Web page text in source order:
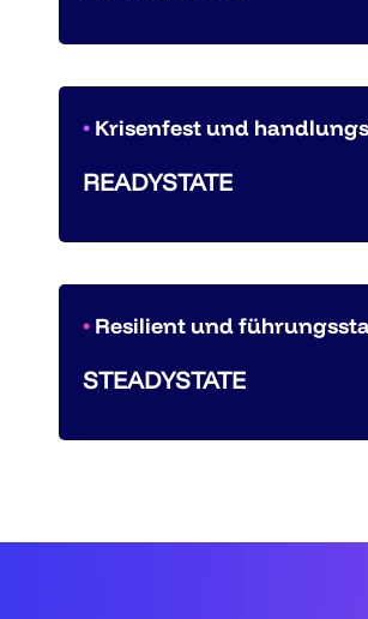
• Krisenfest und
READYSTATE
• Resilient und
STEADYSTATE